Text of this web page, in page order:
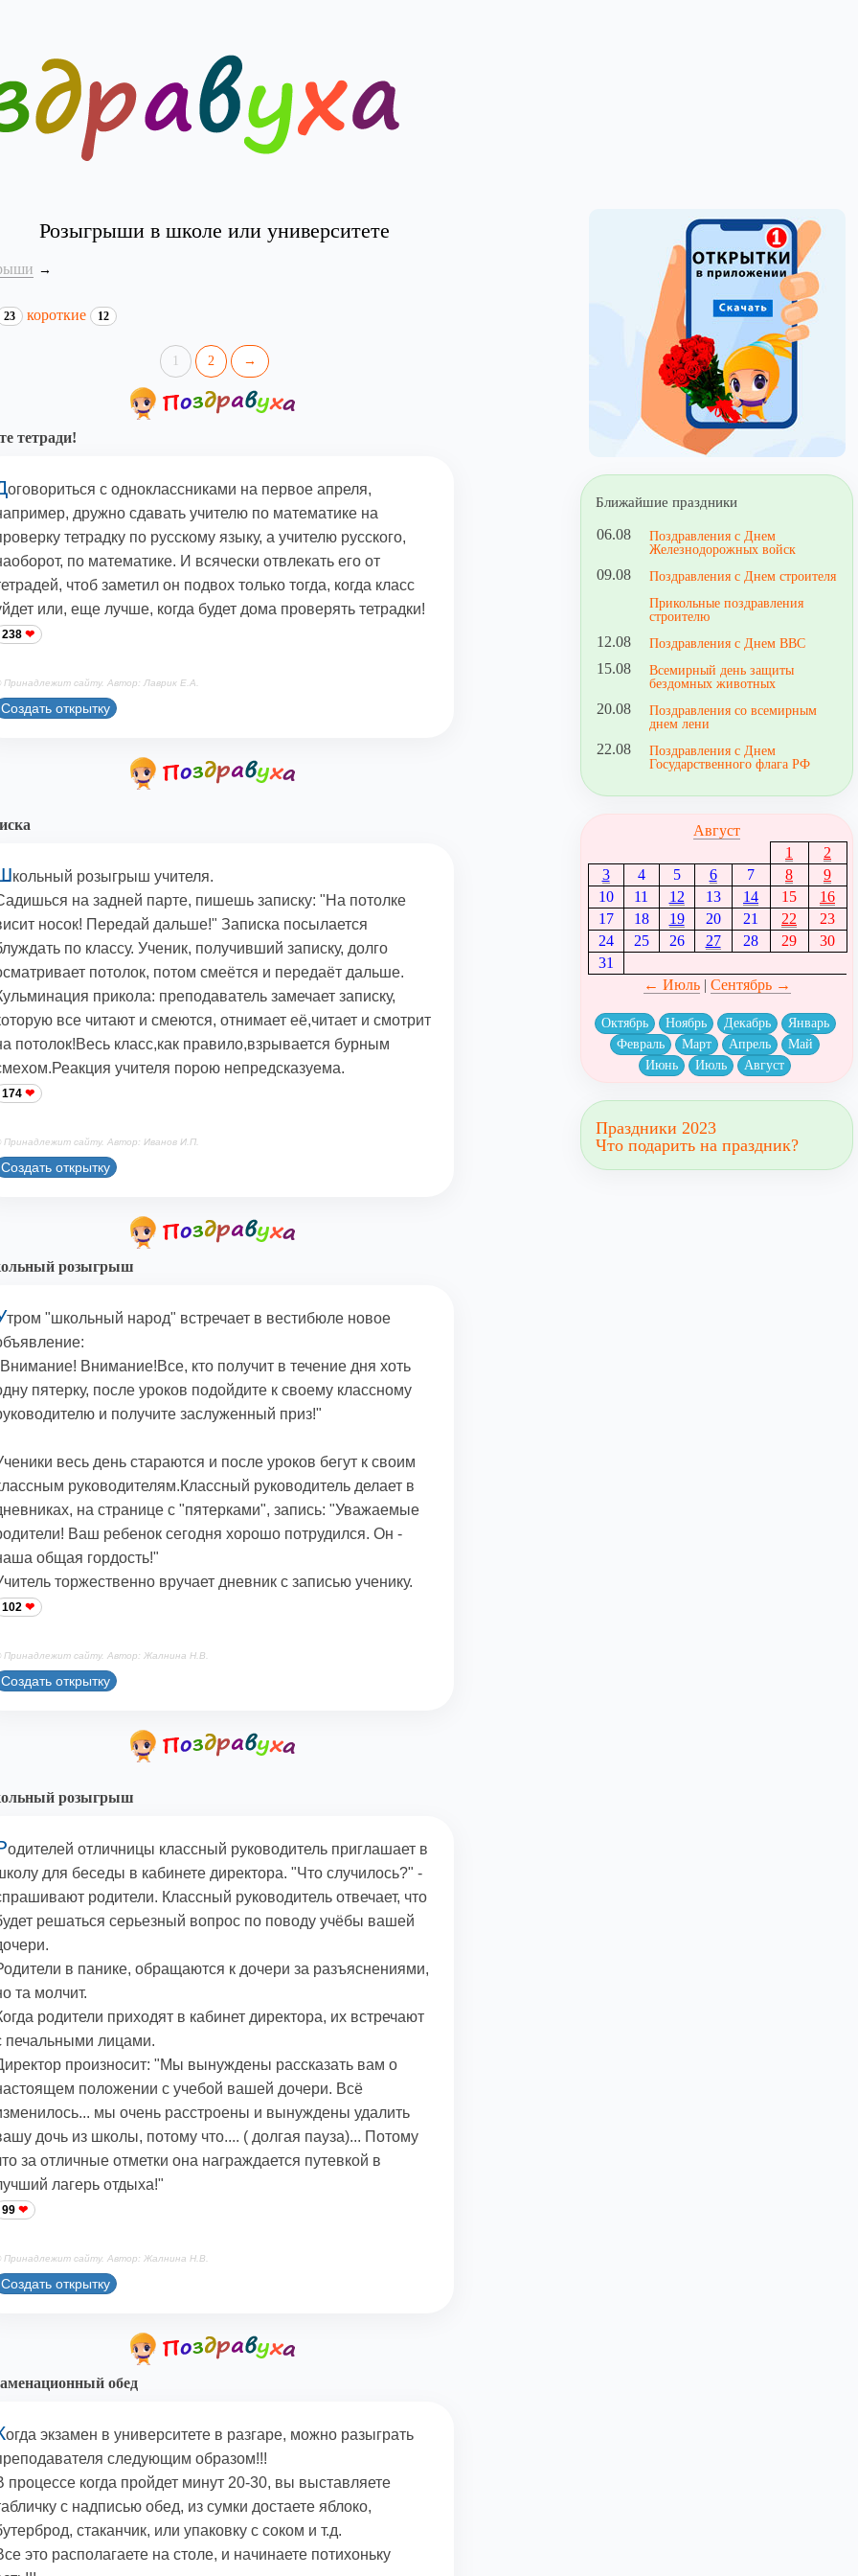
Розыгрыши в школе или университете
23 короткие 12
1 2 →
тетради!
оговориться с одноклассниками на первое апреля,
дружно сдавать учителю по математике на
тетрадку по русскому языку, а учителю русского,
по математике. И всячески отвлекать его от
чтоб заметил он подвох только тогда, когда класс
или, еще лучше, когда будет дома проверять тетрадки!
238
Принадлежит сайту. Автор: Лаврик Е.А.
Создать открытку
кольный розыгрыш учителя.
на задней парте, пишешь записку: "На потолке
носок! Передай дальше!" Записка посылается
по классу. Ученик, получивший записку, долго
потолок, потом смеётся и передаёт дальше.
прикола: преподаватель замечает записку,
все читают и смеются, отнимает её,читает и смотрит
потолок!Весь класс,как правило,взрывается бурным
учителя порою непредсказуема.
174
Принадлежит сайту. Автор: Иванов И.П.
Создать открытку
розыгрыш
тром "школьный народ" встречает в вестибюле новое
Внимание!Все, кто получит в течение дня хоть
пятерку, после уроков подойдите к своему классному
и получите заслуженный приз!"
весь день стараются и после уроков бегут к своим
руководителям.Классный руководитель делает в
на странице с "пятерками", запись: "Уважаемые
Ваш ребенок сегодня хорошо потрудился. Он -
общая гордость!"
торжественно вручает дневник с записью ученику.
102
Принадлежит сайту. Автор: Жалнина Н.В.
Создать открытку
розыгрыш
одителей отличницы классный руководитель приглашает в
для беседы в кабинете директора. "Что случилось?" -
родители. Классный руководитель отвечает, что
решаться серьезный вопрос по поводу учёбы вашей
в панике, обращаются к дочери за разъяснениями,
та молчит.
родители приходят в кабинет директора, их встречают
печальными лицами.
произносит: "Мы вынуждены рассказать вам о
положении с учебой вашей дочери. Всё
мы очень расстроены и вынуждены удалить
дочь из школы, потому что.... ( долгая пауза)... Потому
за отличные отметки она награждается путевкой в
лагерь отдыха!"
99
Принадлежит сайту. Автор: Жалнина Н.В.
Создать открытку
обед
огда экзамен в университете в разгаре, можно разыграть
следующим образом!!!
процессе когда пройдет минут 20-30, вы выставляете
с надписью обед, из сумки достаете яблоко,
стаканчик, или упаковку с соком и т.д.
это располагаете на столе, и начинаете потихоньку
Ближайшие праздники
06.08
Поздравления с Днем
Железнодорожных войск
09.08
Поздравления с Днем строителя
Прикольные поздравления
строителю
12.08 Поздравления с Днем ВВС
15.08
Всемирный день защиты
бездомных животных
20.08
Поздравления со всемирным
днем лени
22.08
Поздравления с Днем
Государственного флага РФ
Август
1
2
3
4 5 6 7 8
9
10
11 12 13 14 15
16
17
18 19 20 21 22
23
24
25 26 27 28 29
30
31
← Июль| Сентябрь →
Октябрь Ноябрь Декабрь
Январь
Февраль
Март Апрель
Май
Июнь
Июль Август
Праздники 2023
Что подарить на праздник?